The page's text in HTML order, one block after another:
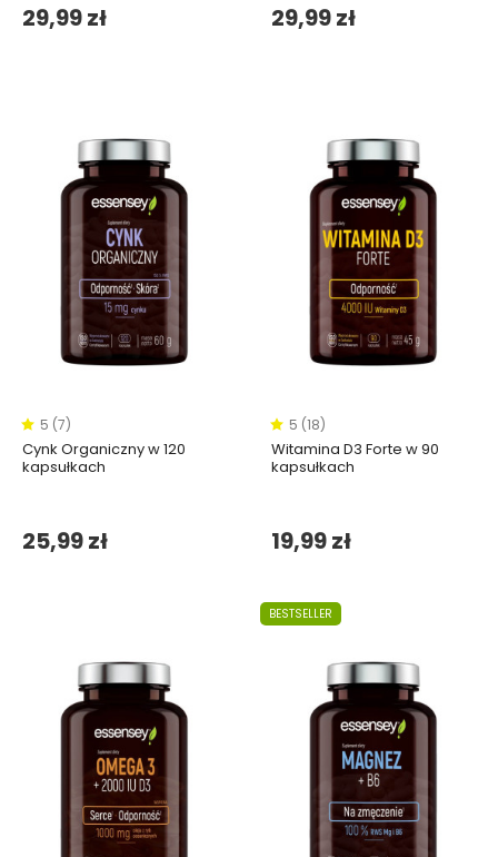
29,99 zł 29,99 zł
5 (7)
Cynk Organiczny w 120
kapsułkach
25,99 zł
5 (18)
Witamina D3 Forte w 90
kapsułkach
19,99 zł
BESTSELLER